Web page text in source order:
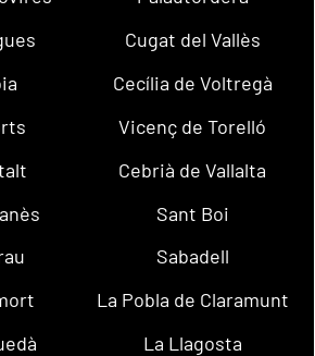
Cugat del Vallès
Cecília de Voltregà
Vicenç de Torelló
Cebrià de Vallalta
Sant Boi
Sabadell
La Pobla de Claramunt
La Llagosta